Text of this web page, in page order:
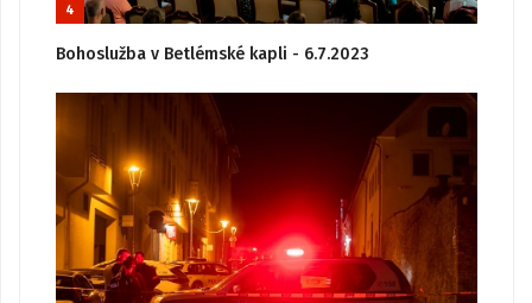
4
Bohoslužba v Betlémské kapli - 6.7.2023